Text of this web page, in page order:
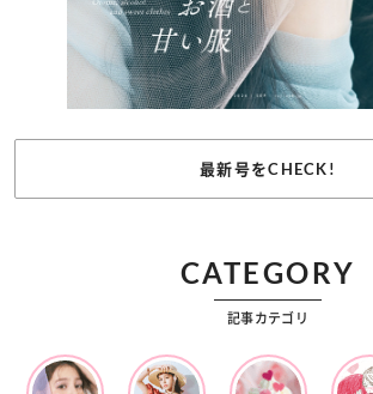
最新号をCHECK!
CATEGORY
記事カテゴリ